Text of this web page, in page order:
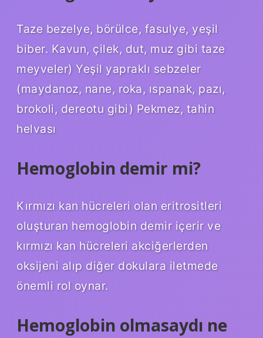
Taze bezelye, börülce, fasulye, yeşil
biber. Kavun, çilek, dut, muz gibi taze
meyveler) Yeşil yapraklı sebzeler
(maydanoz, nane, roka, ıspanak, pazı,
brokoli, dereotu gibi) Pekmez, tahin
helvası
Hemoglobin demir mi?
Kırmızı kan hücreleri olan eritrositleri
oluşturan hemoglobin demir içerir ve
kırmızı kan hücreleri akciğerlerden
oksijeni alıp diğer dokulara iletmede
önemli rol oynar.
Hemoglobin olmasaydı ne